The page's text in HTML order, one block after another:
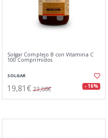
Solgar Complejo B con Vitamina C
100 Comprimidos
SOLGAR
19,81€ 23,68€ - 16%